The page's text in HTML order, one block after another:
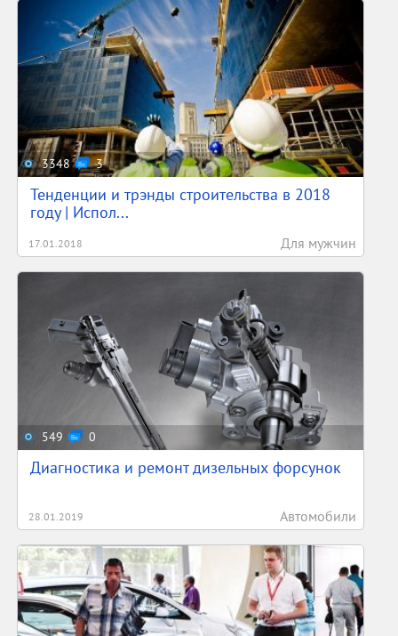
3348 3
Тенденции и трэнды строительства в 2018
году | Испол...
17.01.2018 Для мужчин
549 0
Диагностика и ремонт дизельных форсунок
28.01.2019 Автомобили